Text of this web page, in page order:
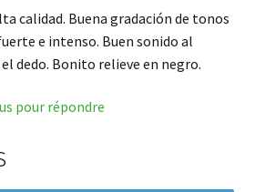
calidad. Buena gradación de tonos
e intenso. Buen sonido al
dedo. Bonito relieve en negro.
pour répondre